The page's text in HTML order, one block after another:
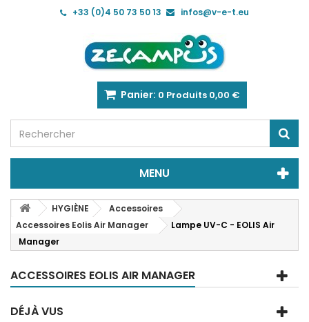
+33 (0)4 50 73 50 13 infos@v-e-t.eu
Panier: 0 Produits 0,00 €
MENU
HYGIÈNE
Accessoires
Accessoires Eolis Air Manager
Lampe UV-C - EOLIS Air
Manager
ACCESSOIRES EOLIS AIR MANAGER
DÉJÀ VUS